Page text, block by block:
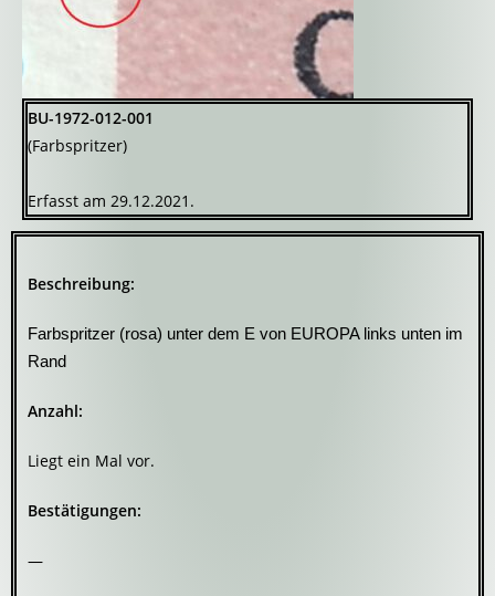
BU-1972-012-001
(Farbspritzer)
Erfasst am 29.12.2021.
Beschreibung:
Farbspritzer (rosa) unter dem E von EUROPA links unten im
Rand
Anzahl:
Liegt ein Mal vor.
Bestätigungen:
—